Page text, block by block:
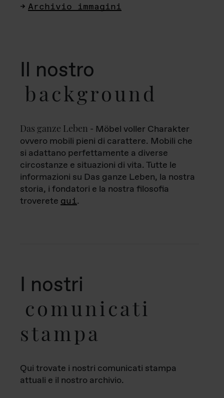
Archivio immagini
Il nostro
background
Das ganze Leben - Möbel voller Charakter
ovvero mobili pieni di carattere. Mobili che
si adattano perfettamente a diverse
circostanze e situazioni di vita. Tutte le
informazioni su Das ganze Leben, la nostra
storia, i fondatori e la nostra filosofia
troverete qui.
I nostri
comunicati
stampa
Qui trovate i nostri comunicati stampa
attuali e il nostro archivio.